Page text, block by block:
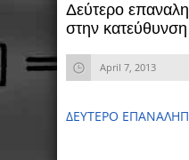
Δεύτερο
στην
April 7, 2013
ΔΕΥΤΕΡΟ